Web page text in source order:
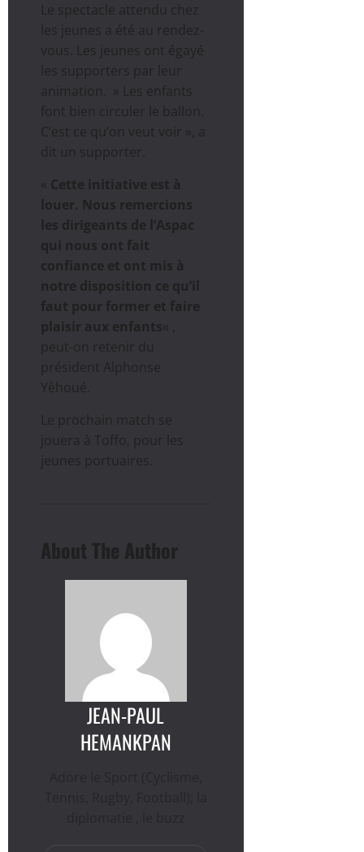
Le spectacle attendu chez
les jeunes a été au rendez-
vous. Les jeunes ont égayé
les supporters par leur
animation. » Les enfants
font bien circuler le ballon.
C’est ce qu’on veut voir », a
dit un supporter.
« Cette initiative est à
louer. Nous remercions
les dirigeants de l’Aspac
qui nous ont fait
confiance et ont mis à
notre disposition ce qu’il
faut pour former et faire
plaisir aux enfants« ,
peut-on retenir du
président Alphonse
Yèhoué.
Le prochain match se
jouera à Toffo, pour les
jeunes portuaires.
About The Author
JEAN-PAUL
HEMANKPAN